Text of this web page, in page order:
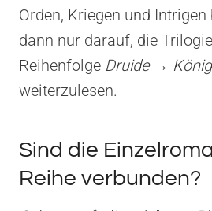
Orden, Kriegen und
dann nur darauf, die
Reihenfolge Druide →
weiterzulesen.
Sind die
Reihe verbunden?